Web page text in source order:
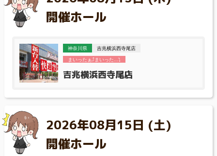
開催ホール
神奈川県
吉兆横浜西寺尾店
まいったぁ⤴まいった...⤵
吉兆横浜西寺尾店
2026年08月15日 (土)
開催ホール